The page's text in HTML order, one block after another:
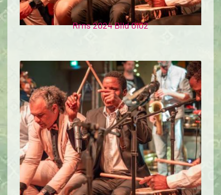
Rrns 2024 Bild 0102